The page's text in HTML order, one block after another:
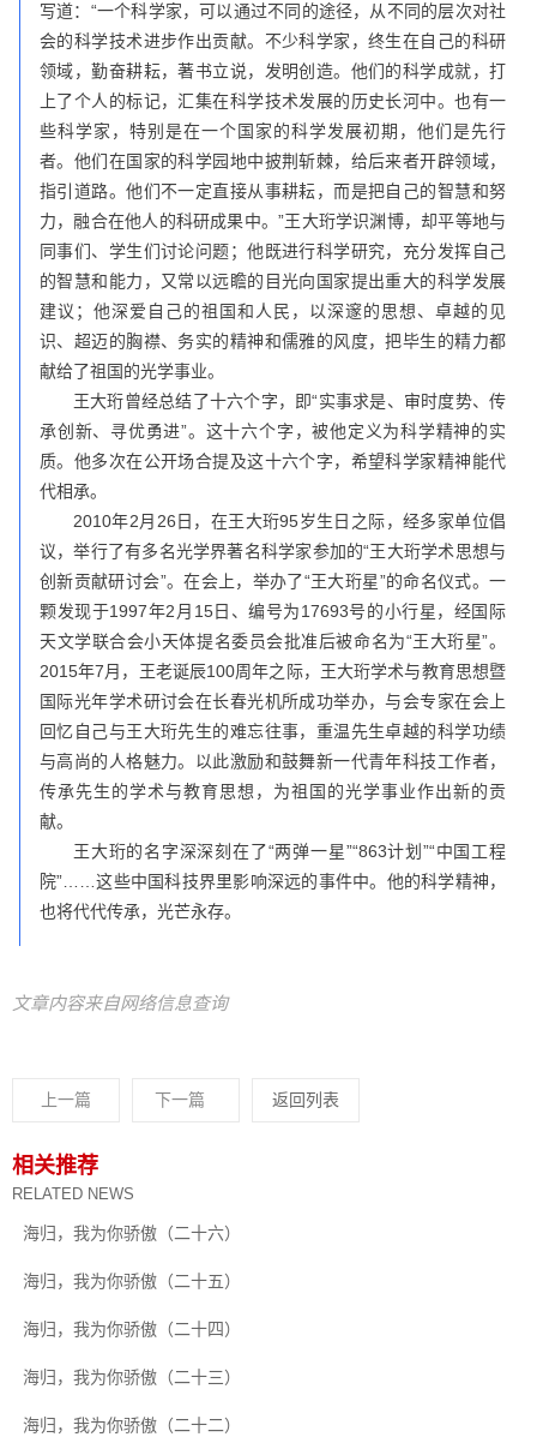
写道：“一个科学家，可以通过不同的途径，从不同的层次对社
会的科学技术进步作出贡献。不少科学家，终生在自己的科研
领域，勤奋耕耘，著书立说，发明创造。他们的科学成就，打
上了个人的标记，汇集在科学技术发展的历史长河中。也有一
些科学家，特别是在一个国家的科学发展初期，他们是先行
者。他们在国家的科学园地中披荆斩棘，给后来者开辟领域，
指引道路。他们不一定直接从事耕耘，而是把自己的智慧和努
力，融合在他人的科研成果中。”王大珩学识渊博，却平等地与
同事们、学生们讨论问题；他既进行科学研究，充分发挥自己
的智慧和能力，又常以远瞻的目光向国家提出重大的科学发展
建议；他深爱自己的祖国和人民，以深邃的思想、卓越的见
识、超迈的胸襟、务实的精神和儒雅的风度，把毕生的精力都
献给了祖国的光学事业。
王大珩曾经总结了十六个字，即“实事求是、审时度势、传
承创新、寻优勇进”。这十六个字，被他定义为科学精神的实
质。他多次在公开场合提及这十六个字，希望科学家精神能代
代相承。
2010年2月26日，在王大珩95岁生日之际，经多家单位倡
议，举行了有多名光学界著名科学家参加的“王大珩学术思想与
创新贡献研讨会”。在会上，举办了“王大珩星”的命名仪式。一
颗发现于1997年2月15日、编号为17693号的小行星，经国际
天文学联合会小天体提名委员会批准后被命名为“王大珩星”。
2015年7月，王老诞辰100周年之际，王大珩学术与教育思想暨
国际光年学术研讨会在长春光机所成功举办，与会专家在会上
回忆自己与王大珩先生的难忘往事，重温先生卓越的科学功绩
与高尚的人格魅力。以此激励和鼓舞新一代青年科技工作者，
传承先生的学术与教育思想，为祖国的光学事业作出新的贡
献。
王大珩的名字深深刻在了“两弹一星”“863计划”“中国工程
院”……这些中国科技界里影响深远的事件中。他的科学精神，
也将代代传承，光芒永存。
文章内容来自网络信息查询
上一篇 下一篇 返回列表
相关推荐
RELATED NEWS
海归，我为你骄傲（二十六）
海归，我为你骄傲（二十五）
海归，我为你骄傲（二十四）
海归，我为你骄傲（二十三）
海归，我为你骄傲（二十二）